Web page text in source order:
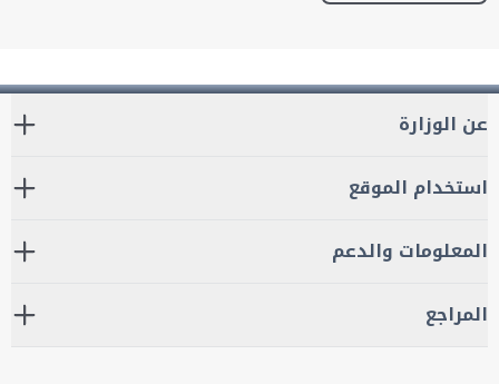
عن الوزارة
استخدام الموقع
المعلومات والدعم
المراجع